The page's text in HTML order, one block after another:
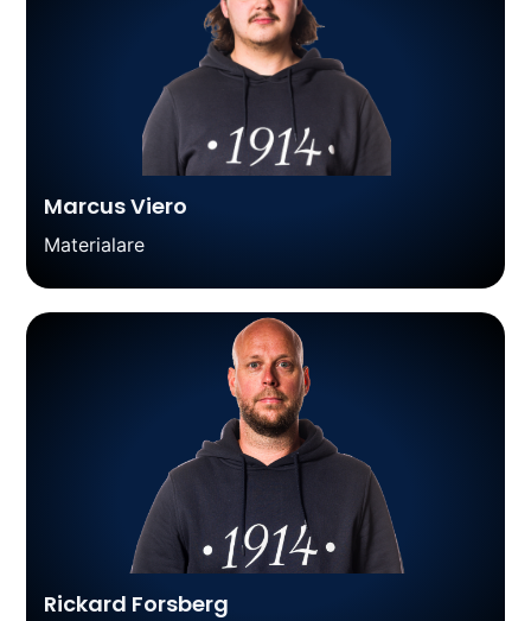
Marcus Viero
Materialare
Rickard Forsberg